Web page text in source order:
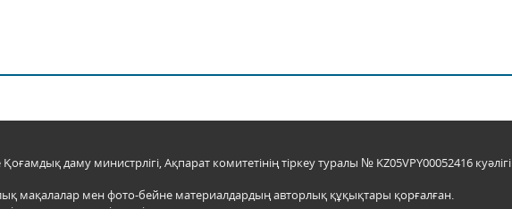
даму министрлігі, Ақпарат комитетінің тіркеу туралы № KZ05VPY00052416 куәлігі
мақалалар мен фото-бейне материалдардың авторлық құқықтары қорғалған.